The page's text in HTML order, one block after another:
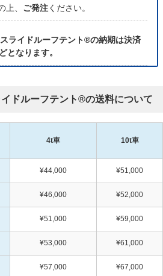
上、 ご発注ください。
ライドルーフテント®の納期は決済
となります。
ドルーフテント®の送料について
4t車 10t車
¥44,000 ¥51,000
¥46,000 ¥52,000
¥51,000 ¥59,000
¥53,000 ¥61,000
¥57,000 ¥67,000